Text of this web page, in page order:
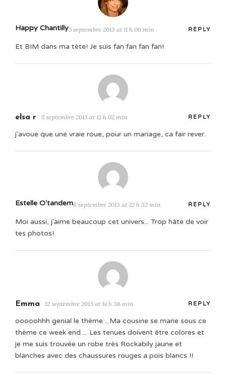
Happy Chantilly5 septembre 2013 at 11 h 06 min REPLY
Et BIM dans ma tête! Je suis fan fan fan fan!
elsa r 5 septembre 2013 at 12 h 02 min REPLY
j'avoue que une vraie roue, pour un mariage, ca fair rever.
Estelle O'tandem8 septembre 2013 at 22 h 32 min REPLY
Moi aussi, j'aime beaucoup cet univers... Trop hâte de voir
tes photos!
Emma 12 septembre 2013 at 14 h 36 min REPLY
ooooohhh genial le thème ...Ma cousine se marie sous ce
thème ce week end ... Les tenues doivent être colores et
je me suis trouvée un robe très Rockabily jaune et
blanches avec des chaussures rouges a pois blancs !!